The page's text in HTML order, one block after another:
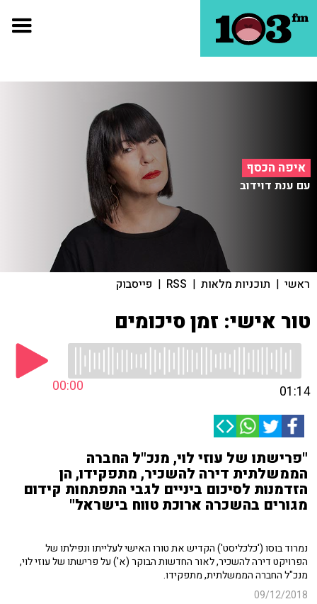
איפה הכסף
עם ענת דוידוב
ראשי | תוכניות מלאות |
RSS
| פייסבוק
טור אישי: זמן סיכומים
00:00 01:14
"פרישתו של עוזי לוי, מנכ"ל החברה
הממשלתית דירה להשכיר, מתפקידו, הן
הזדמנות לסיכום ביניים לגבי התפתחות קידום
מגורים בהשכרה ארוכת טווח בישראל"
נמרוד בוסו ('כלכליסט') הקדיש את טורו האישי לעלייתו ונפילתו של
הפרויקט דירה להשכיר, לאור החדשות הבוקר (א') על פרישתו של עוזי לוי,
מנכ"ל החברה הממשלתית, מתפקידו.
09/12/2018